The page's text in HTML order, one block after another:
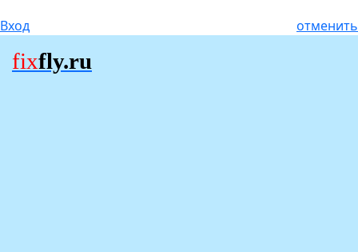
Вход отменить
fixfly.ru